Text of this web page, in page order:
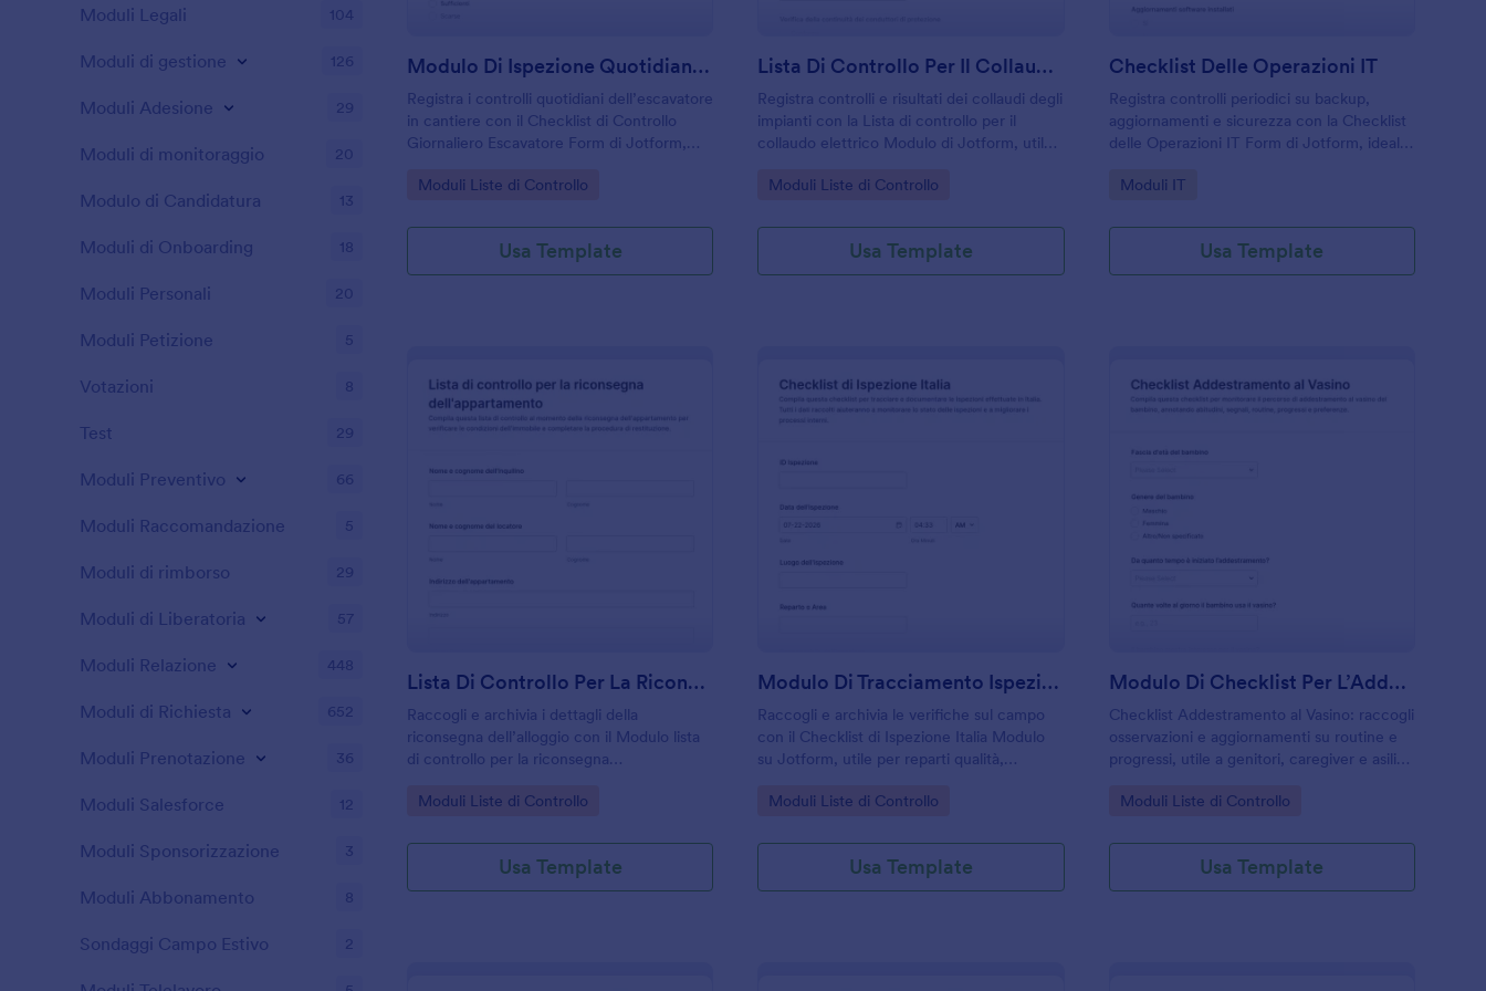
Modulo Di Ispezione Quotidiana Per Escavatore
Registra i controlli quotidiani dell’escavatore
in cantiere con il Checklist di Controllo
Giornaliero Escavatore Form di Jotform,
responsabili di flotta che vogliono una
Go to Category:
Moduli Liste di Controllo
Usa Template
Lista Di Controllo Per Il Collaudo Elettrico
Registra controlli e risultati dei collaudi degli
impianti con la Lista di controllo per il
collaudo elettrico Modulo di Jotform, utile
gestione di ogni invio del modulo.
Go to Category:
Moduli Liste di Controllo
Usa Template
Checklist Delle Operazioni IT
Registra controlli periodici su backup,
aggiornamenti e sicurezza con la Checklist
delle Operazioni IT Form di Jotform, ideale
vogliono standardizzare la raccolta dati e le
Go to Category:
Moduli IT
Usa Template
: Lista Di Controllo Per La Riconsegna Dell'appartamento
Lista Di Controllo Per La Riconsegna Dell'appartamento
Raccogli e archivia i dettagli della
riconsegna dell’alloggio con il Modulo lista
di controllo per la riconsegna
agenzie e gestione immobiliare che
Jotform.
Go to Category:
Moduli Liste di Controllo
Usa Template
Anteprima: Modulo Di Tracciamento Ispezioni
Modulo Di Tracciamento Ispezioni
Raccogli e archivia le verifiche sul campo
con il Checklist di Ispezione Italia Modulo
su Jotform, utile per reparti qualità,
standardizzare la raccolta dati e gestire ogni
Go to Category:
Moduli Liste di Controllo
Usa Template
Modulo Di Checklist Per L’Addestramento Al Vasino
Checklist Addestramento al Vasino: raccogli
osservazioni e aggiornamenti su routine e
progressi, utile a genitori, caregiver e asili
Jotform.
Go to Category:
Moduli Liste di Controllo
Usa Template
Moduli Legali 104
Moduli di gestione 126
Moduli Adesione 29
Moduli di monitoraggio 20
Modulo di Candidatura 13
Moduli di Onboarding 18
Moduli Personali 20
Moduli Petizione 5
Votazioni 8
Test 29
Moduli Preventivo 66
Moduli Raccomandazione 5
Moduli di rimborso 29
Moduli di Liberatoria 57
Moduli Relazione 448
Moduli di Richiesta 652
Moduli Prenotazione 36
Moduli Salesforce 12
Moduli Sponsorizzazione 3
Moduli Abbonamento 8
Sondaggi Campo Estivo 2